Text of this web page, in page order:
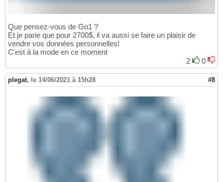
Que pensez-vous de Go1 ?
Et je parie que pour 2700$, il va aussi se faire un plaisir de
vendre vos données personnelles!
C'est à la mode en ce moment
2
0
plegat, le 14/06/2021 à 15h28 #8